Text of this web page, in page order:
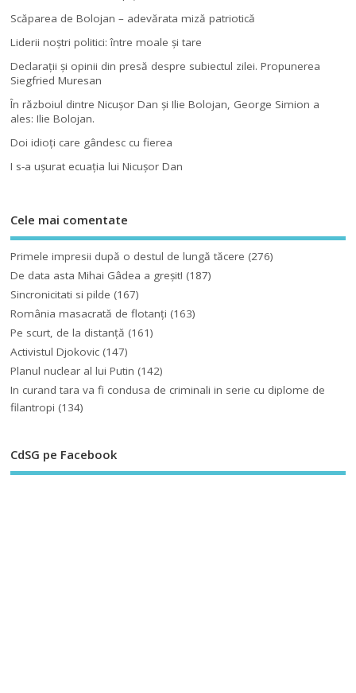
Scăparea de Bolojan – adevărata miză patriotică
Liderii noştri politici: între moale şi tare
Declaraţii şi opinii din presă despre subiectul zilei. Propunerea
Siegfried Muresan
În războiul dintre Nicuşor Dan şi Ilie Bolojan, George Simion a
ales: Ilie Bolojan.
Doi idioţi care gândesc cu fierea
I s-a uşurat ecuaţia lui Nicuşor Dan
Cele mai comentate
Primele impresii după o destul de lungă tăcere (276)
De data asta Mihai Gâdea a greşit! (187)
Sincronicitati si pilde (167)
România masacrată de flotanţi (163)
Pe scurt, de la distanță (161)
Activistul Djokovic (147)
Planul nuclear al lui Putin (142)
In curand tara va fi condusa de criminali in serie cu diplome de
filantropi (134)
CdSG pe Facebook